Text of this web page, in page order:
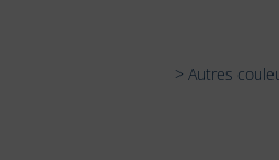
> Autres